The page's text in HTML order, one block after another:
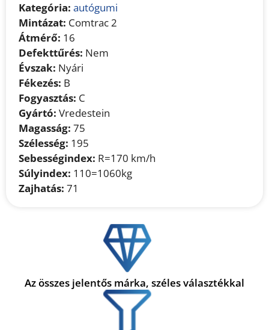
Kategória: autógumi
Mintázat: Comtrac 2
Átmérő: 16
Defekttűrés: Nem
Évszak: Nyári
Fékezés: B
Fogyasztás: C
Gyártó: Vredestein
Magasság: 75
Szélesség: 195
Sebességindex: R=170 km/h
Súlyindex: 110=1060kg
Zajhatás: 71
Az összes jelentős márka, széles választékkal